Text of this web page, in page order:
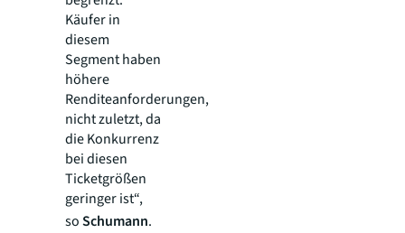
Käufer in
diesem
Segment haben
höhere
Renditeanforderungen,
nicht zuletzt, da
die Konkurrenz
bei diesen
Ticketgrößen
geringer ist“,
soSchumann.